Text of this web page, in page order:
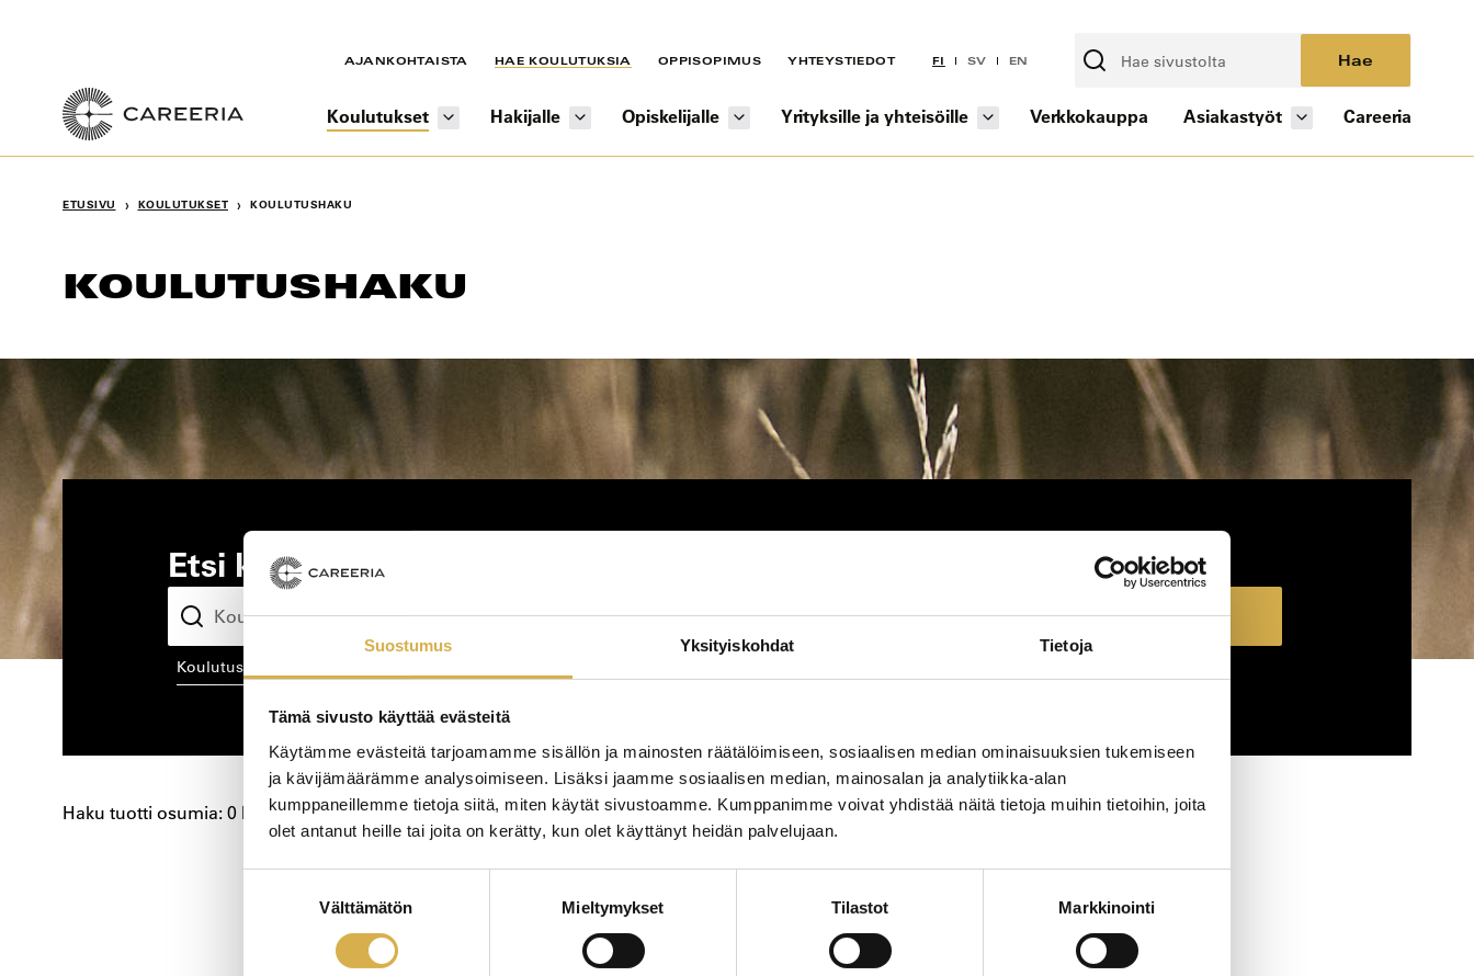
Suostumus Yksityiskohdat Tietoja
Tämä sivusto käyttää evästeitä
Käytämme evästeitä tarjoamamme sisällön ja mainosten räätälöimiseen, sosiaalisen median ominaisuuksien tukemiseen
ja kävijämäärämme analysoimiseen. Lisäksi jaamme sosiaalisen median, mainosalan ja analytiikka-alan
kumppaneillemme tietoja siitä, miten käytät sivustoamme. Kumppanimme voivat yhdistää näitä tietoja muihin tietoihin, joita
olet antanut heille tai joita on kerätty, kun olet käyttänyt heidän palvelujaan.
Välttämätön Mieltymykset Tilastot Markkinointi
AJANKOHTAISTA HAE KOULUTUKSIA OPPISOPIMUS YHTEYSTIEDOT FI SV EN Hae
Koulutukset Hakijalle Opiskelijalle Yrityksille ja yhteisöille Verkkokauppa Asiakastyöt Careeria
ETUSIVU › KOULUTUKSET › KOULUTUSHAKU
KOULUTUSHAKU
Etsi kiinnostava koulutus
koulutusala koulutuspaikka
Näytä koulutukset
Haku tuotti osumia: 0 kpl